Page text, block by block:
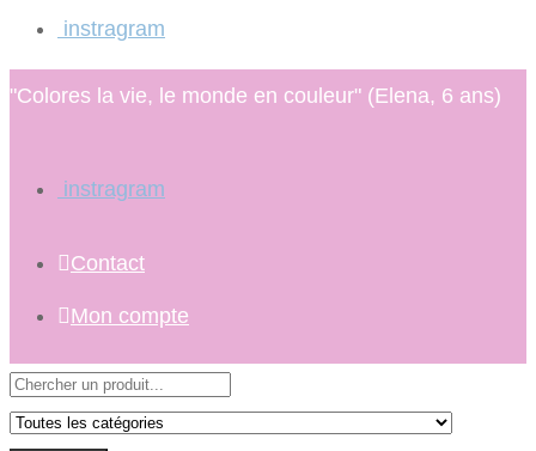
instragram
"Colores la vie, le monde en couleur" (Elena, 6 ans)
instragram
Contact
Mon compte